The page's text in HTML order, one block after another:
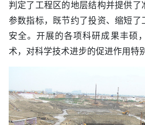
判定了工程区的地层结构并提供了
参数指标，既节约了投资、缩短了
安全。开展的各项科研成果丰硕
术，对科学技术进步的促进作用特